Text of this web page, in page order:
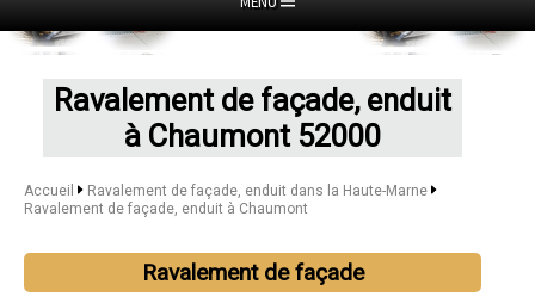
Ravalement de façade, enduit
à Chaumont 52000
Accueil
Ravalement de façade, enduit dans la Haute-Marne
Ravalement de façade, enduit à Chaumont
Ravalement de façade